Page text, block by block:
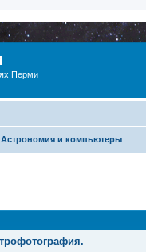
Перми
Астрономия и компьютеры